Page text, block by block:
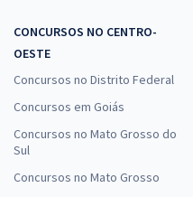
CONCURSOS NO CENTRO-
OESTE
Concursos no Distrito Federal
Concursos em Goiás
Concursos no Mato Grosso do
Sul
Concursos no Mato Grosso